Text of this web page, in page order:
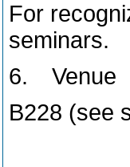
For
seminars.
6.
Venue
B228 (see